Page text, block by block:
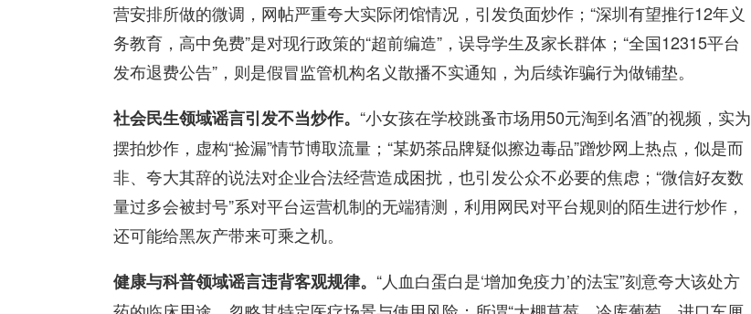
营安排所做的微调，网帖严重夸大实际闭馆情况，引发负面炒作；“深圳有望推行12年义
务教育，高中免费”是对现行政策的“超前编造”，误导学生及家长群体；“全国12315平台
发布退费公告”，则是假冒监管机构名义散播不实通知，为后续诈骗行为做铺垫。
社会民生领域谣言引发不当炒作。 “小女孩在学校跳蚤市场用50元淘到名酒”的视频，实为
摆拍炒作，虚构“捡漏”情节博取流量；“某奶茶品牌疑似擦边毒品”蹭炒网上热点，似是而
非、夸大其辞的说法对企业合法经营造成困扰，也引发公众不必要的焦虑；“微信好友数
量过多会被封号”系对平台运营机制的无端猜测，利用网民对平台规则的陌生进行炒作，
还可能给黑灰产带来可乘之机。
健康与科普领域谣言违背客观规律。 “人血白蛋白是‘增加免疫力’的法宝”刻意夸大该处方